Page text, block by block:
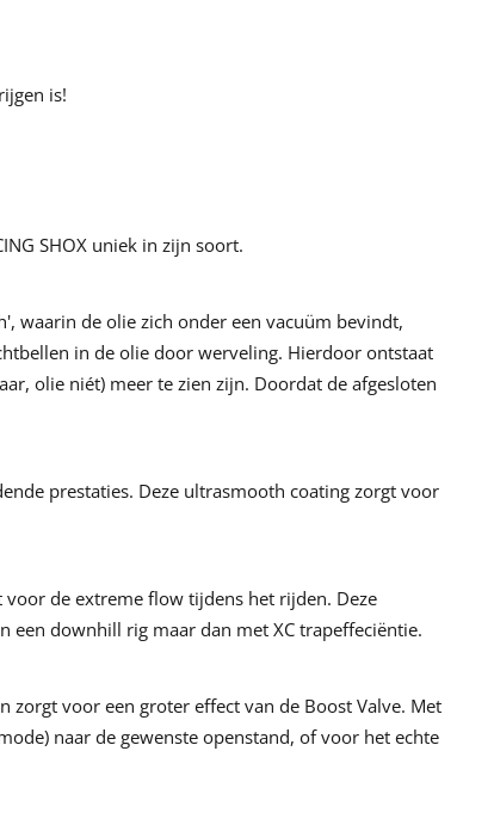
is!
SHOX uniek in zijn soort.
waarin de olie zich onder een vacuüm bevindt,
in de olie door werveling. Hierdoor ontstaat
olie niét) meer te zien zijn. Doordat de afgesloten
prestaties. Deze ultrasmooth coating zorgt voor
de extreme flow tijdens het rijden. Deze
een downhill rig maar dan met XC trapeffeciëntie.
zorgt voor een groter effect van de Boost Valve. Met
naar de gewenste openstand, of voor het echte